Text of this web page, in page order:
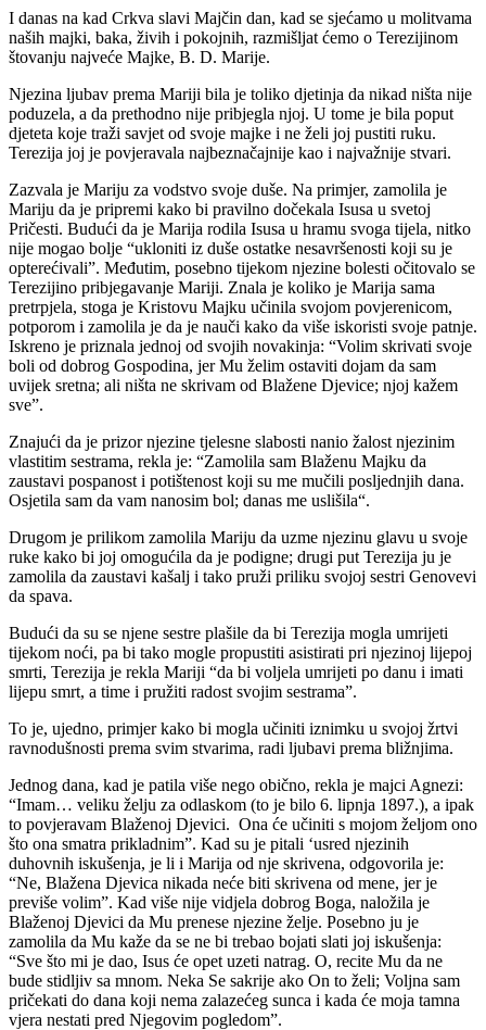
I danas na kad Crkva slavi Majčin dan, kad se sjećamo u molitvama
naših majki, baka, živih i pokojnih, razmišljat ćemo o Terezijinom
štovanju najveće Majke, B. D. Marije.
Njezina ljubav prema Mariji bila je toliko djetinja da nikad ništa nije
poduzela, a da prethodno nije pribjegla njoj. U tome je bila poput
djeteta koje traži savjet od svoje majke i ne želi joj pustiti ruku.
Terezija joj je povjeravala najbeznačajnije kao i najvažnije stvari.
Zazvala je Mariju za vodstvo svoje duše. Na primjer, zamolila je
Mariju da je pripremi kako bi pravilno dočekala Isusa u svetoj
Pričesti. Budući da je Marija rodila Isusa u hramu svoga tijela, nitko
nije mogao bolje “ukloniti iz duše ostatke nesavršenosti koji su je
opterećivali”. Međutim, posebno tijekom njezine bolesti očitovalo se
Terezijino pribjegavanje Mariji. Znala je koliko je Marija sama
pretrpjela, stoga je Kristovu Majku učinila svojom povjerenicom,
potporom i zamolila je da je nauči kako da više iskoristi svoje patnje.
Iskreno je priznala jednoj od svojih novakinja: “Volim skrivati svoje
boli od dobrog Gospodina, jer Mu želim ostaviti dojam da sam
uvijek sretna; ali ništa ne skrivam od Blažene Djevice; njoj kažem
sve”.
Znajući da je prizor njezine tjelesne slabosti nanio žalost njezinim
vlastitim sestrama, rekla je: “Zamolila sam Blaženu Majku da
zaustavi pospanost i potištenost koji su me mučili posljednjih dana.
Osjetila sam da vam nanosim bol; danas me uslišila“.
Drugom je prilikom zamolila Mariju da uzme njezinu glavu u svoje
ruke kako bi joj omogućila da je podigne; drugi put Terezija ju je
zamolila da zaustavi kašalj i tako pruži priliku svojoj sestri Genovevi
da spava.
Budući da su se njene sestre plašile da bi Terezija mogla umrijeti
tijekom noći, pa bi tako mogle propustiti asistirati pri njezinoj lijepoj
smrti, Terezija je rekla Mariji “da bi voljela umrijeti po danu i imati
lijepu smrt, a time i pružiti radost svojim sestrama”.
To je, ujedno, primjer kako bi mogla učiniti iznimku u svojoj žrtvi
ravnodušnosti prema svim stvarima, radi ljubavi prema bližnjima.
Jednog dana, kad je patila više nego obično, rekla je majci Agnezi:
“Imam… veliku želju za odlaskom (to je bilo 6. lipnja 1897.), a ipak
to povjeravam Blaženoj Djevici. Ona će učiniti s mojom željom ono
što ona smatra prikladnim”. Kad su je pitali ‘usred njezinih
duhovnih iskušenja, je li i Marija od nje skrivena, odgovorila je:
“Ne, Blažena Djevica nikada neće biti skrivena od mene, jer je
previše volim”. Kad više nije vidjela dobrog Boga, naložila je
Blaženoj Djevici da Mu prenese njezine želje. Posebno ju je
zamolila da Mu kaže da se ne bi trebao bojati slati joj iskušenja:
“Sve što mi je dao, Isus će opet uzeti natrag. O, recite Mu da ne
bude stidljiv sa mnom. Neka Se sakrije ako On to želi; Voljna sam
pričekati do dana koji nema zalazećeg sunca i kada će moja tamna
vjera nestati pred Njegovim pogledom”.